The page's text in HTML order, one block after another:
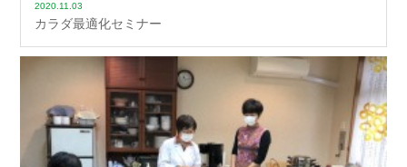
2020.11.03
カラダ最適化セミナー